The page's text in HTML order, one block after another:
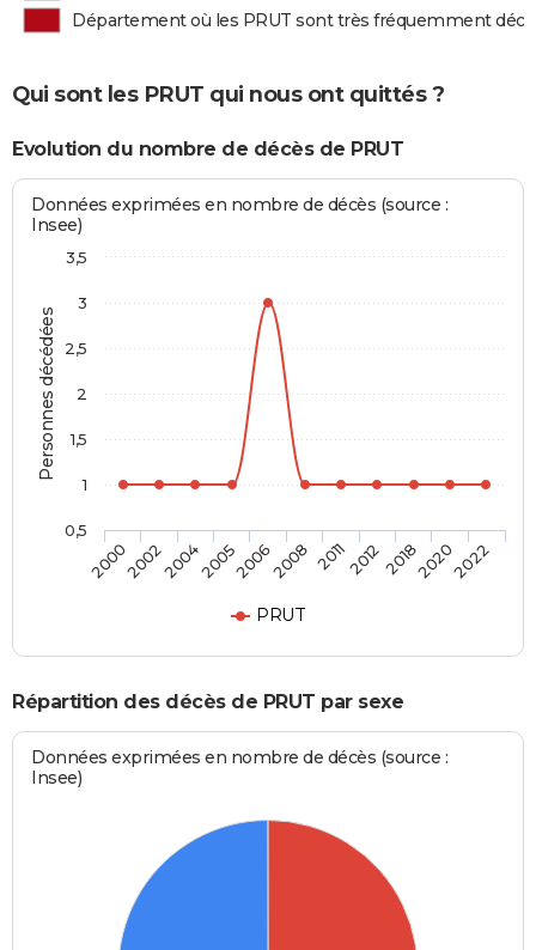
Département où les PRUT sont très fréquemment
Qui sont les PRUT qui nous ont quittés ?
Evolution du nombre de décès de PRUT
Personnes décédées
Données exprimées en nombre de décès (source :
Insee)
PRUT
200020022004200520062008 20112012201820202022
0,5
1
1,5
2
2,5
3
3,5
Répartition des décès de PRUT par sexe
Données exprimées en nombre de décès (source :
Insee)